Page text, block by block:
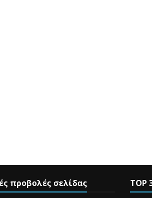
προβολές σελίδας